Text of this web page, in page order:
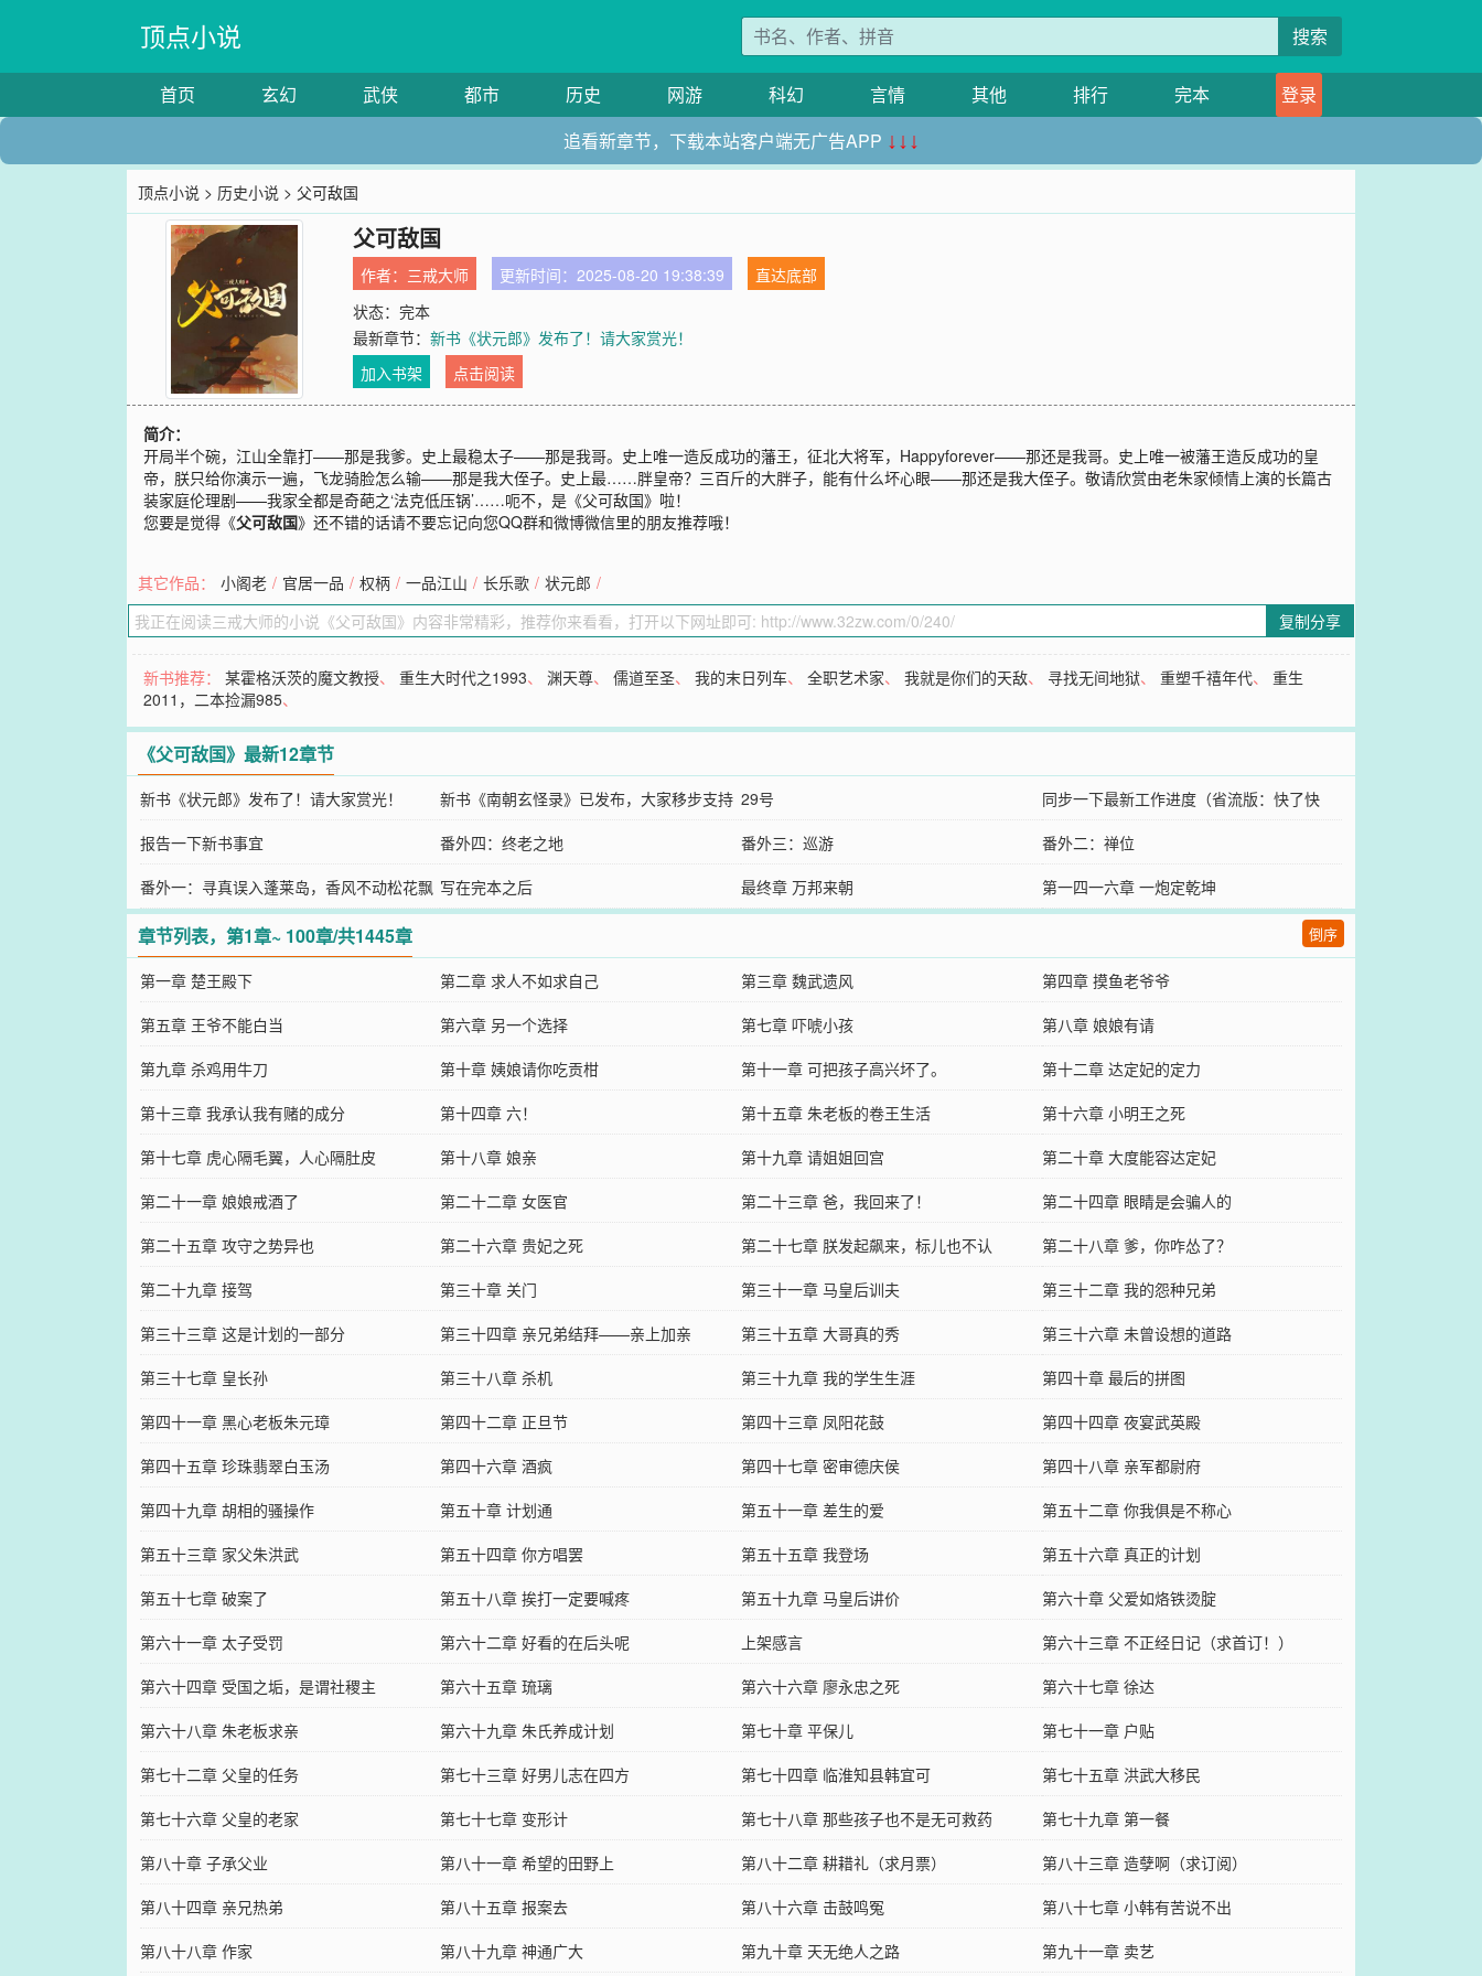
顶点小说 搜索
首页 玄幻 武侠 都市 历史 网游 科幻 言情 其他 排行 完本
登录
追看新章节，下载本站客户端无广告APP ↓↓↓
顶点小说 > 历史小说 > 父可敌国
父可敌国
作者： 三戒大师 更新时间：2025-08-20 19:38:39
直达底部
状态：完本
最新章节：新书《状元郎》发布了！请大家赏光！
加入书架
点击阅读
简介：
开局半个碗，江山全靠打——那是我爹。史上最稳太子——那是我哥。史上唯一造反成功的藩王，征北大将军，Happyforever——那还是我哥。史上唯一被藩王造反成功的皇
帝，朕只给你演示一遍，飞龙骑脸怎么输——那是我大侄子。史上最……胖皇帝？三百斤的大胖子，能有什么坏心眼——那还是我大侄子。敬请欣赏由老朱家倾情上演的长篇古
装家庭伦理剧——我家全都是奇葩之‘法克低压锅’……呃不，是《父可敌国》啦！
您要是觉得《父可敌国》还不错的话请不要忘记向您QQ群和微博微信里的朋友推荐哦！
其它作品： 小阁老 / 官居一品 / 权柄 / 一品江山 / 长乐歌 / 状元郎 /
复制分享
新书推荐：某霍格沃茨的魔文教授、重生大时代之1993、渊天尊、儒道至圣、我的末日列车、全职艺术家、我就是你们的天敌、 寻找无间地狱、重塑千禧年代、重生
2011，二本捡漏985、
《父可敌国》最新12章节
新书《状元郎》发布了！请大家赏光！
新书《南朝玄怪录》已发布，大家移步支持
啊！
29号
同步一下最新工作进度（省流版：快了快
了）
报告一下新书事宜 番外四：终老之地 番外三：巡游
番外二：禅位
番外一：寻真误入蓬莱岛，香风不动松花飘 写在完本之后 最终章 万邦来朝 第一四一六章 一炮定乾坤
章节列表，第1章~ 100章/共1445章 倒序
第一章 楚王殿下 第二章 求人不如求自己 第三章 魏武遗风
第四章 摸鱼老爷爷
第五章 王爷不能白当
第六章 另一个选择 第七章 吓唬小孩
第八章 娘娘有请
第九章 杀鸡用牛刀
第十章 姨娘请你吃贡柑 第十一章 可把孩子高兴坏了。
第十二章 达定妃的定力
第十三章 我承认我有赌的成分
第十四章 六！ 第十五章 朱老板的卷王生活
第十六章 小明王之死
第十七章 虎心隔毛翼，人心隔肚皮
第十八章 娘亲 第十九章 请姐姐回宫
第二十章 大度能容达定妃
第二十一章 娘娘戒酒了
第二十二章 女医官 第二十三章 爸，我回来了！
第二十四章 眼睛是会骗人的
第二十五章 攻守之势异也
第二十六章 贵妃之死 第二十七章 朕发起飙来，标儿也不认
第二十八章 爹，你咋怂了？
第二十九章 接驾
第三十章 关门 第三十一章 马皇后训夫
第三十二章 我的怨种兄弟
第三十三章 这是计划的一部分
第三十四章 亲兄弟结拜——亲上加亲 第三十五章 大哥真的秀
第三十六章 未曾设想的道路
第三十七章 皇长孙
第三十八章 杀机 第三十九章 我的学生生涯
第四十章 最后的拼图
第四十一章 黑心老板朱元璋
第四十二章 正旦节 第四十三章 凤阳花鼓
第四十四章 夜宴武英殿
第四十五章 珍珠翡翠白玉汤
第四十六章 酒疯 第四十七章 密审德庆侯
第四十八章 亲军都尉府
第四十九章 胡相的骚操作
第五十章 计划通 第五十一章 差生的爱
第五十二章 你我俱是不称心
第五十三章 家父朱洪武
第五十四章 你方唱罢 第五十五章 我登场
第五十六章 真正的计划
第五十七章 破案了
第五十八章 挨打一定要喊疼 第五十九章 马皇后讲价
第六十章 父爱如烙铁烫腚
第六十一章 太子受罚
第六十二章 好看的在后头呢 上架感言
第六十三章 不正经日记（求首订！）
第六十四章 受国之垢，是谓社稷主
第六十五章 琉璃 第六十六章 廖永忠之死
第六十七章 徐达
第六十八章 朱老板求亲
第六十九章 朱氏养成计划 第七十章 平保儿
第七十一章 户贴
第七十二章 父皇的任务
第七十三章 好男儿志在四方 第七十四章 临淮知县韩宜可
第七十五章 洪武大移民
第七十六章 父皇的老家
第七十七章 变形计 第七十八章 那些孩子也不是无可救药
第七十九章 第一餐
第八十章 子承父业
第八十一章 希望的田野上 第八十二章 耕耤礼（求月票）
第八十三章 造孽啊（求订阅）
第八十四章 亲兄热弟
第八十五章 报案去 第八十六章 击鼓鸣冤
第八十七章 小韩有苦说不出
第八十八章 作家
第八十九章 神通广大 第九十章 天无绝人之路 第九十一章 卖艺